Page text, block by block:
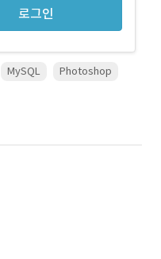
로그인
MySQL
Photoshop